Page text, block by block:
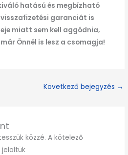
hatású és megbízható
garanciát is
miatt sem kell aggódnia,
Önnél is lesz a csomagja!
Következő bejegyzés →
közzé. A kötelező